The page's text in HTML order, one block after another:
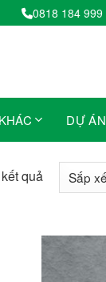
0818 184 999
DỰ ÁN
quả